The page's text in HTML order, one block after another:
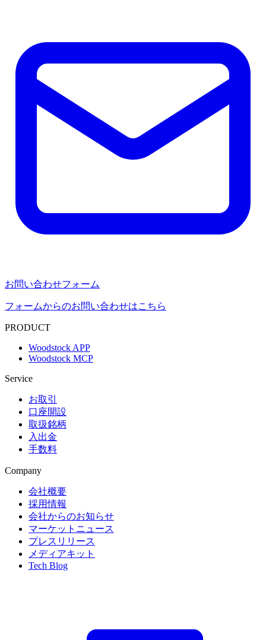
お問い合わせフォーム
フォームからのお問い合わせはこちら
PRODUCT
Woodstock APP
Woodstock MCP
Service
お取引
口座開設
取扱銘柄
入出金
手数料
Company
会社概要
採用情報
会社からのお知らせ
マーケットニュース
プレスリリース
メディアキット
Tech Blog